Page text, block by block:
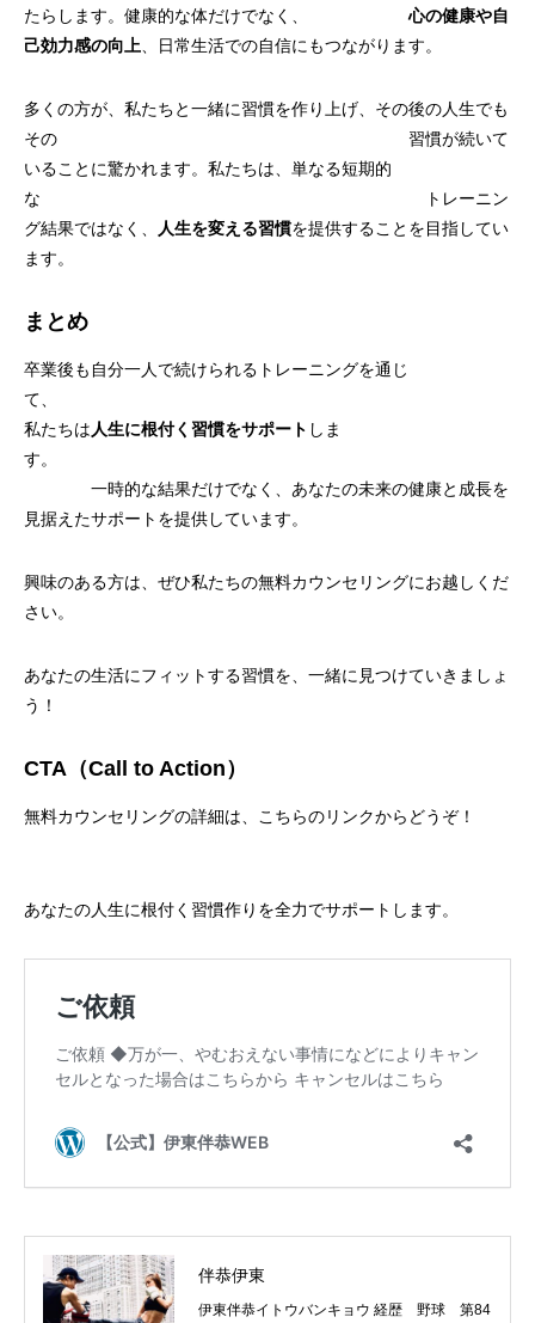
たらします。健康的な体だけでなく、 心の健康や自
己効力感の向上 、日常生活での自信にもつながります。
多くの方が、私たちと一緒に習慣を作り上げ、その後の人生でも
その 習慣が続いて
いることに驚かれます。私たちは、単なる短期的
な トレーニン
グ結果ではなく、
人生を変える習慣を提供することを目指してい
ます。
まとめ
卒業後も自分一人で続けられるトレーニングを通じ
て、
私たちは 人生に根付く習慣をサポート しま
す。
一時的な結果だけでなく、あなたの未来の健康と成長を
見据えたサポートを提供しています。
興味のある方は、ぜひ私たちの無料カウンセリングにお越しくだ
さい。
あなたの生活にフィットする習慣を、一緒に見つけていきましょ
う！
CTA（Call to Action）
無料カウンセリングの詳細は、こちらのリンクからどうぞ！
あなたの人生に根付く習慣作りを全力でサポートします。
伴恭伊東
伊東伴恭イトウバンキョウ 経歴 野球 第84